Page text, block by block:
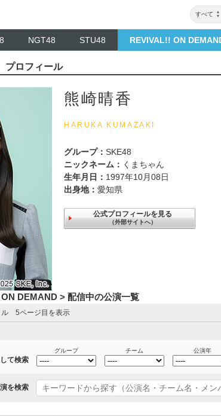
すべて
NGT48 STU48 REVIVAL!! ON
プロフィール
熊崎晴香
HARUKA KUMAZAKI
グループ： SKE48
ニックネーム： くまちゃん
生年月日： 1997年10月08日
出身地： 愛知県
公式プロフィールを見る
（外部サイトへ）
DEMAND > 配信中の公演一覧
5ページ目を表示
て検索
グループ チーム 公演年
を検索